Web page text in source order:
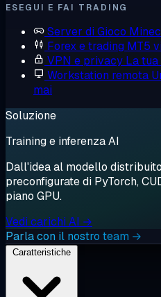
ESEGUI E FAI TRADING
Server di Gioco
Forex e trading MT5
VPN e privacy La
Workstation remota
mai
Soluzione
Training e inferenza AI
Dall'idea al modello
preconfigurate di PyTorch,
piano GPU.
Vedi carichi AI →
Parla con il nostro team →